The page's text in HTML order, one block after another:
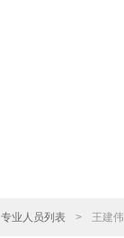
专业人员列表 > 王建伟